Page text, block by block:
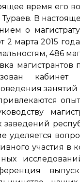
время его
В
о
2 марта 2015
486
кабинет
уделяется
участия